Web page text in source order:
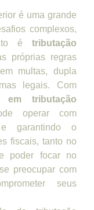
é uma grande
complexos,
é tributação
próprias regras
multas, dupla
legais. Com
em tributação
operar com
e garantindo o
fiscais, tanto no
poder focar no
preocupar com
seus